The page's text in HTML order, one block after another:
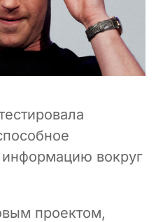
информацию вокруг
проектом,